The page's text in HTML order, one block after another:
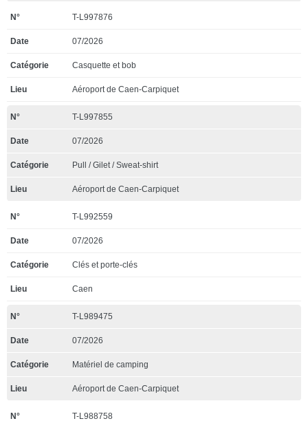
T-L997876
07/2026
Casquette et bob
Aéroport de Caen-Carpiquet
T-L997855
07/2026
Pull / Gilet / Sweat-shirt
Aéroport de Caen-Carpiquet
T-L992559
07/2026
Clés et porte-clés
Caen
T-L989475
07/2026
Matériel de camping
Aéroport de Caen-Carpiquet
T-L988758